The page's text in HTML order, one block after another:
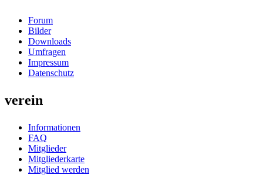
Forum
Bilder
Downloads
Umfragen
Impressum
Datenschutz
verein
Informationen
FAQ
Mitglieder
Mitgliederkarte
Mitglied werden